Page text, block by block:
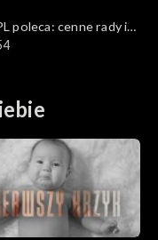
poleca: cenne rady i